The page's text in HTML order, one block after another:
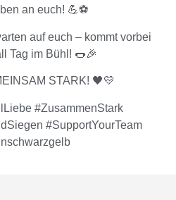
an euch! 💪⚽️
auf euch – kommt vorbei
Tag im Bühl! 🌭🎉
STARK! 🖤💛
#ZusammenStark
#SupportYourTeam